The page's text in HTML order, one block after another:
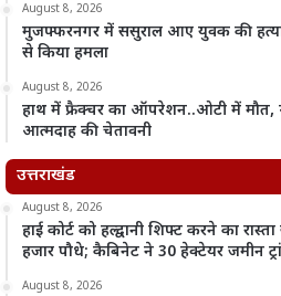
August 8, 2026
मुजफ्फरनगर में ससुराल आए युवक की हत्या,
से किया हमला
August 8, 2026
हाथ में फ्रैक्चर का ऑपरेशन..ओटी में मौत,
आत्मदाह की चेतावनी
उत्तराखंड
August 8, 2026
हाई कोर्ट को हल्द्वानी शिफ्ट करने का
हजार पौधे; कैबिनेट ने 30 हेक्टेयर जमीन
August 8, 2026